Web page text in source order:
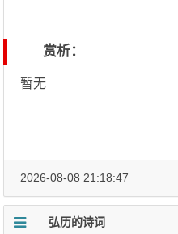
赏析：
暂无
2026-08-08 21:18:47
弘历的诗词